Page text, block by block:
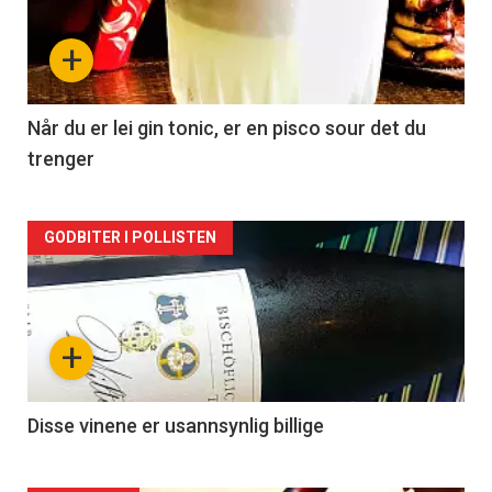
nå
-
2
+
Når du er lei gin tonic, er en pisco sour det du
trenger
Forsiden
akkurat
nå
3
+
GODBITER I POLLISTEN
Disse vinene er usannsynlig billige